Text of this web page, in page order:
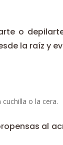
o
la raíz y
o la cera.
al